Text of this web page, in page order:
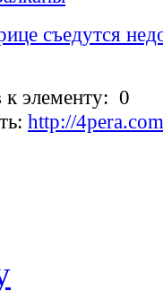
съедутся
к элементу: 0
http://